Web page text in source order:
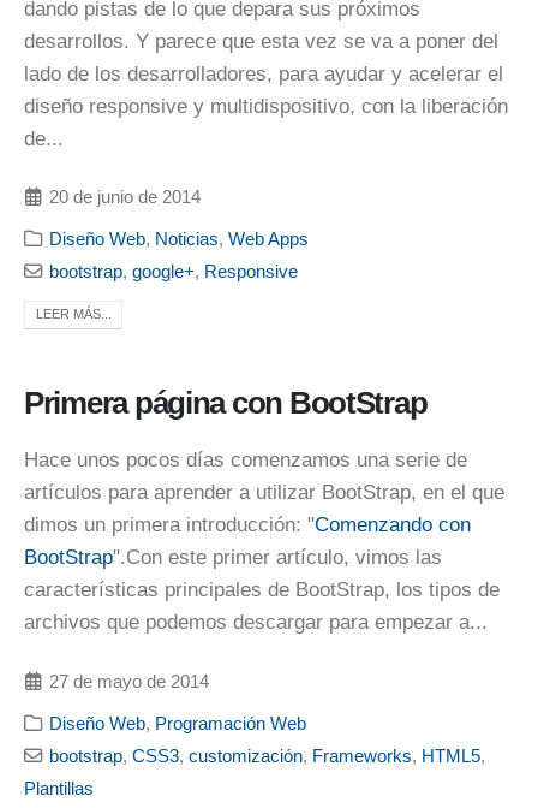
dando pistas de lo que depara sus próximos
desarrollos. Y parece que esta vez se va a poner del
lado de los desarrolladores, para ayudar y acelerar el
diseño responsive y multidispositivo, con la liberación
de...
20 de junio de 2014
Diseño Web, Noticias,Web Apps
bootstrap,google+, Responsive
LEER MÁS...
Primera página con BootStrap
Hace unos pocos días comenzamos una serie de
artículos para aprender a utilizar BootStrap, en el que
dimos un primera introducción: "Comenzando con
BootStrap".Con este primer artículo, vimos las
características principales de BootStrap, los tipos de
archivos que podemos descargar para empezar a...
27 de mayo de 2014
Diseño Web, Programación Web
bootstrap,CSS3,customización, Frameworks, HTML5,
Plantillas